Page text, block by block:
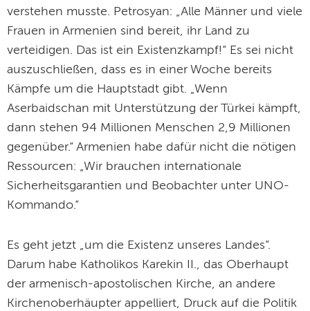
verstehen musste. Petrosyan: „Alle Männer und viele
Frauen in Armenien sind bereit, ihr Land zu
verteidigen. Das ist ein Existenzkampf!“ Es sei nicht
auszuschließen, dass es in einer Woche bereits
Kämpfe um die Hauptstadt gibt. „Wenn
Aserbaidschan mit Unterstützung der Türkei kämpft,
dann stehen 94 Millionen Menschen 2,9 Millionen
gegenüber.“ Armenien habe dafür nicht die nötigen
Ressourcen: „Wir brauchen internationale
Sicherheitsgarantien und Beobachter unter UNO-
Kommando.“
Es geht jetzt „um die Existenz unseres Landes“.
Darum habe Katholikos Karekin II., das Oberhaupt
der armenisch-apostolischen Kirche, an andere
Kirchenoberhäupter appelliert, Druck auf die Politik